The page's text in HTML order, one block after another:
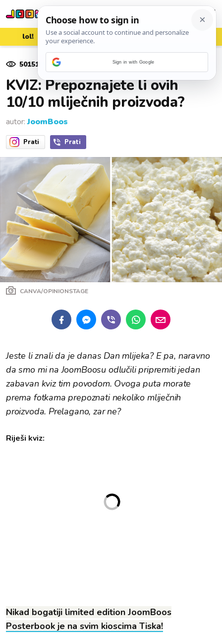
lol! aww vrh! woot?!
50151 pregleda
KVIZ: Prepoznajete li ovih
10/10 mliječnih proizvoda?
autor:JoomBoos
Prati Prati
CANVA/OPINIONSTAGE
Jeste li znali da je danas Dan mlijeka? E pa, naravno
da smo mi na JoomBoosu odlučili pripremiti jedan
zabavan kviz tim povodom. Ovoga puta morate
prema fotkama prepoznati nekoliko mliječnih
proizvoda. Prelagano, zar ne?
Riješi kviz:
Nikad bogatiji limited edition JoomBoos
Posterbook je na svim kioscima Tiska!
Sign in with Google